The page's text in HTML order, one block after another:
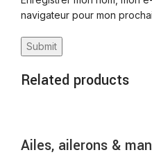
navigateur pour mon
Related products
Ailes, ailerons &